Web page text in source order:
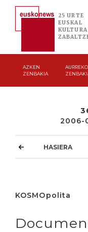
25 URTE
EUSKAL
KULTURA
AZKEN
ZENBAKIA
AURREKO
2006-
HASIERA
KOSMOpolita